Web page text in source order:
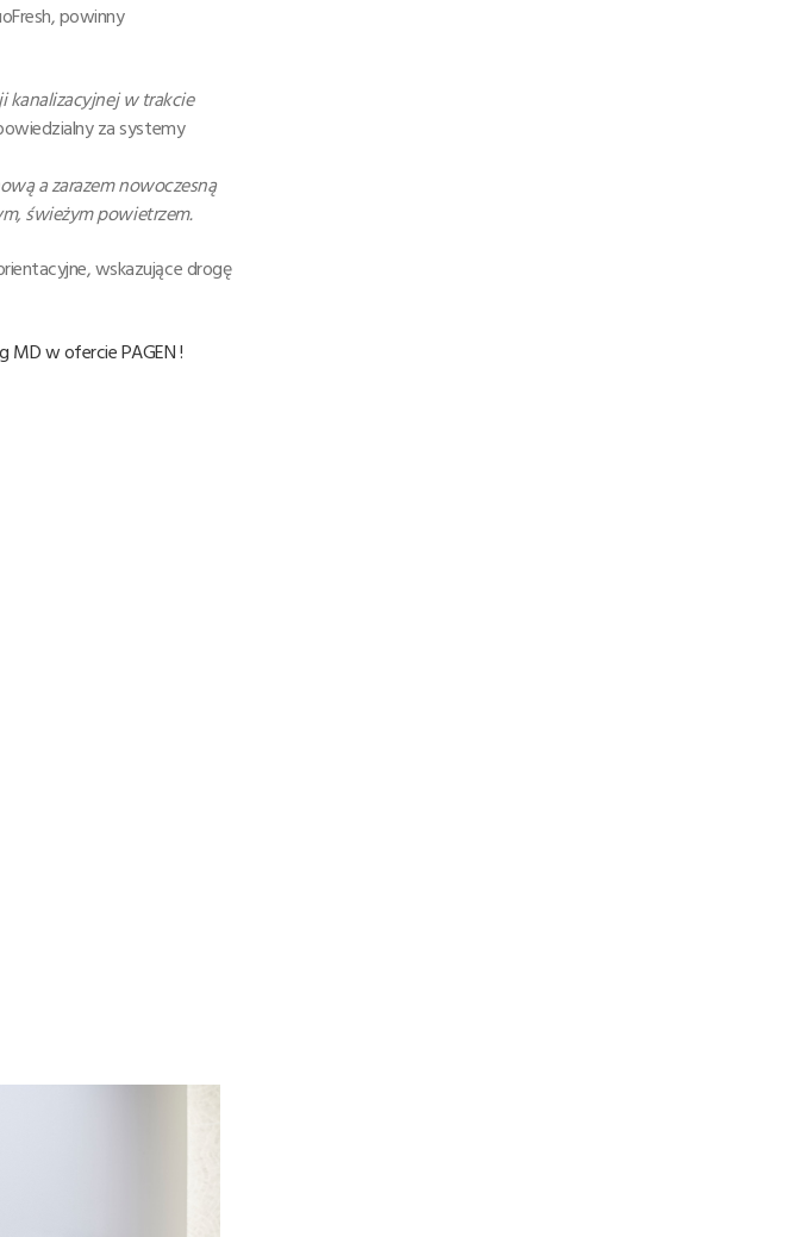
powinny
kanalizacyjnej w trakcie
za systemy
a zarazem nowoczesną
świeżym powietrzem.
wskazujące drogę
MD w ofercie PAGEN !